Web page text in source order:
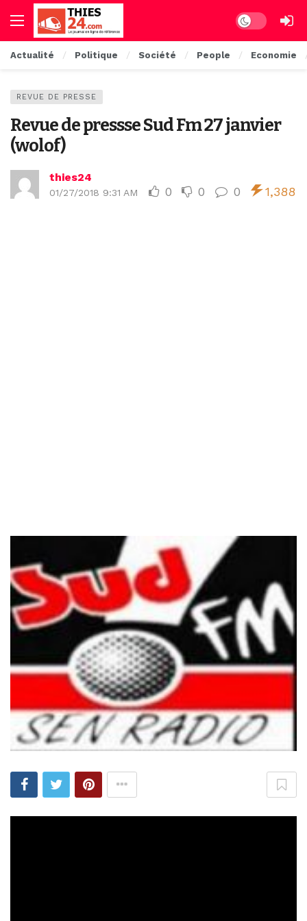
Dark mode
Actualité Politique Société People Economie
REVUE DE PRESSE
Revue de pressse Sud Fm 27 janvier
(wolof)
thies24
01/27/2018 9:31 AM 0 0 0 1,388